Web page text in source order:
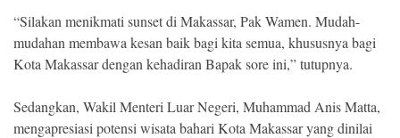
“Silakan menikmati sunset di Makassar, Pak Wamen. Mudah-
mudahan membawa kesan baik bagi kita semua, khususnya bagi
Kota Makassar dengan kehadiran Bapak sore ini,” tutupnya.
Sedangkan, Wakil Menteri Luar Negeri, Muhammad Anis Matta,
mengapresiasi potensi wisata bahari Kota Makassar yang dinilai